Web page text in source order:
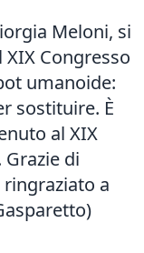
Meloni, si
Congresso
umanoide:
sostituire. È
al XIX
di
a